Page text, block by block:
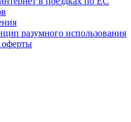
разумного использования
оферты